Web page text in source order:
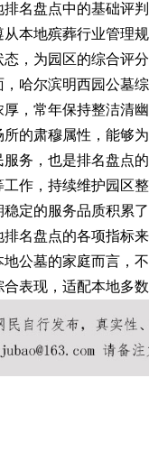
排名盘点中的基础评
本地殡葬行业管理
态，为园区的综合评
哈尔滨明西园公墓
，常年保持整洁清
所的肃穆属性，能够
服务，也是排名盘点
作，持续维护园区
定的服务品质积累
名盘点的各项指标
地公墓的家庭而言，
表现，适配本地多